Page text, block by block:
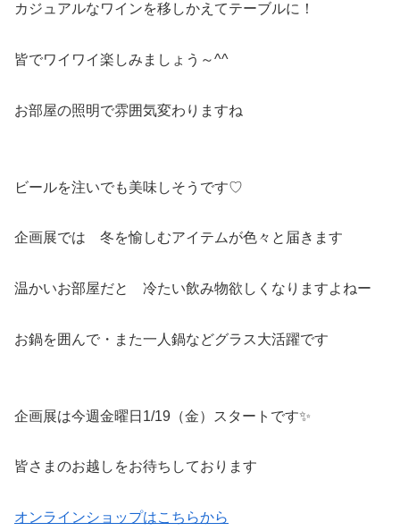
カジュアルなワインを移しかえてテーブルに！
皆でワイワイ楽しみましょう～^^
お部屋の照明で雰囲気変わりますね
ビールを注いでも美味しそうです♡
企画展では 冬を愉しむアイテムが色々と届きます
温かいお部屋だと 冷たい飲み物欲しくなりますよねー
お鍋を囲んで・また一人鍋などグラス大活躍です
企画展は今週金曜日1/19（金）スタートです✨
皆さまのお越しをお待ちしております
オンラインショップはこちらから